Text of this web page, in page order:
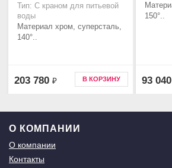
Тип: С краном для питьевой
воды
Материал хром, суперсталь,
140°..
203 780 ₽ В КОРЗИНУ
150°..
93 040
О КОМПАНИИ
О компании
Контакты